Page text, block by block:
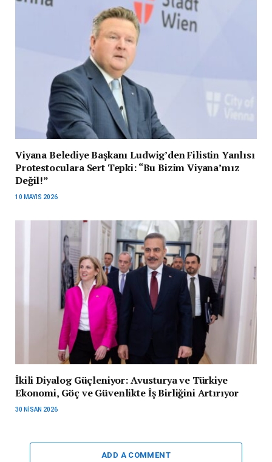
Viyana Belediye Başkanı Ludwig’den Filistin Yanlısı
Protestoculara Sert Tepki: “Bu Bizim Viyana’mız
Değil!”
10 MAYIS 2026
İkili Diyalog Güçleniyor: Avusturya ve Türkiye
Ekonomi, Göç ve Güvenlikte İş Birliğini Artırıyor
30 NISAN 2026
ADD A COMMENT